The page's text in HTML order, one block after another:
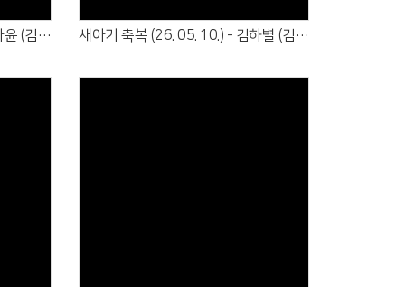
새아기 축복 (26. 05. 24.) - 김아윤 (김영길·우윤희) 새아기 축복 (26. 05. 10.) - 김하별 (김두영·전여경), 김지율 (김푸름·이금빛)